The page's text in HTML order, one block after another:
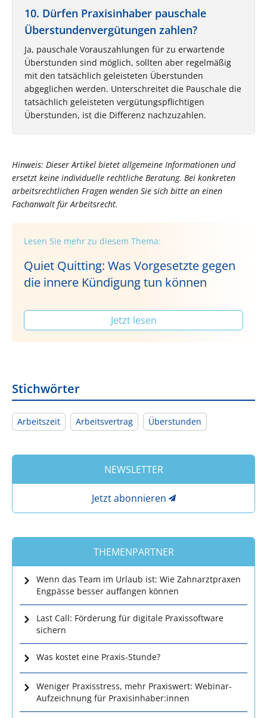
10. Dürfen Praxisinhaber pauschale
Überstundenvergütungen zahlen?
Ja, pauschale Vorauszahlungen für zu erwartende
Überstunden sind möglich, sollten aber regelmäßig
mit den tatsächlich geleisteten Überstunden
abgeglichen werden. Unterschreitet die Pauschale die
tatsächlich geleisteten vergütungspflichtigen
Überstunden, ist die Differenz nachzuzahlen.
Hinweis: Dieser Artikel bietet allgemeine Informationen und
ersetzt keine individuelle rechtliche Beratung. Bei konkreten
arbeitsrechtlichen Fragen wenden Sie sich bitte an einen
Fachanwalt für Arbeitsrecht.
Lesen Sie mehr zu diesem Thema:
Quiet Quitting: Was Vorgesetzte gegen
die innere Kündigung tun können
Jetzt lesen
Stichwörter
Arbeitszeit Arbeitsvertrag Überstunden
NEWSLETTER
Jetzt abonnieren
THEMENPARTNER
Wenn das Team im Urlaub ist: Wie Zahnarztpraxen
Engpässe besser auffangen können
Last Call: Förderung für digitale Praxissoftware
sichern
Was kostet eine Praxis-Stunde?
Weniger Praxisstress, mehr Praxiswert: Webinar-
Aufzeichnung für Praxisinhaber:innen